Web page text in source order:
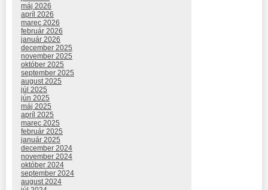
máj 2026
apríl 2026
marec 2026
február 2026
január 2026
december 2025
november 2025
október 2025
september 2025
august 2025
júl 2025
jún 2025
máj 2025
apríl 2025
marec 2025
február 2025
január 2025
december 2024
november 2024
október 2024
september 2024
august 2024